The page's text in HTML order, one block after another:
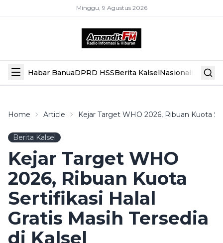
Minggu, 9 Agustus 2026
Habar BanuaDPRD HSSBerita KalselNasional Hiburan
Home Article Kejar Target WHO 2026, Ribuan Kuota
Berita Kalsel
Kejar Target WHO
2026, Ribuan Kuota
Sertifikasi Halal
Gratis Masih Tersedia
di Kalsel